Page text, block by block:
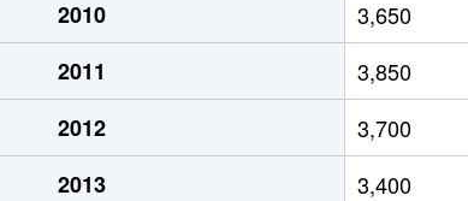
3,900万円 いずみ野 徒歩21分
2,600万円 いずみ野 徒歩26分
3,900万円 いずみ野 徒歩20分
2010
3,650
2011
3,850
2012
3,700
2013
3,400